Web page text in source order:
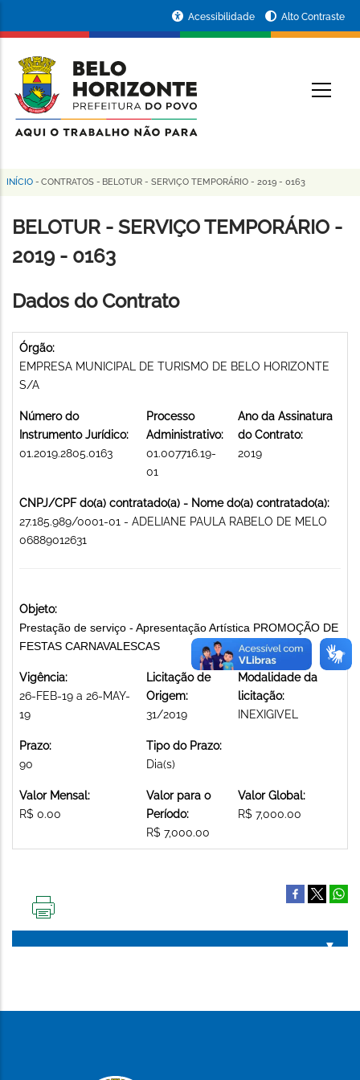
conteúdo
principal
da
Prefeitura
de
Horizonte
Acessibilidade Alto Contraste
Trilha
de
navegação
INÍCIO - CONTRATOS - BELOTUR - SERVIÇO TEMPORÁRIO - 2019 - 0163
BELOTUR - SERVIÇO TEMPORÁRIO -
2019 - 0163
Dados do Contrato
Órgão:
EMPRESA MUNICIPAL DE TURISMO DE BELO HORIZONTE
S/A
Número do
Instrumento Jurídico:
01.2019.2805.0163
Processo
Administrativo:
01.007716.19-
01
Ano da Assinatura
do Contrato:
2019
CNPJ/CPF do(a) contratado(a) - Nome do(a) contratado(a):
27.185.989/0001-01 - ADELIANE PAULA RABELO DE MELO
06889012631
Objeto:
Prestação de serviço - Apresentação Artística PROMOÇÃO DE
FESTAS CARNAVALESCAS
Vigência:
26-FEB-19 a 26-MAY-
19
Licitação de
Origem:
31/2019
Modalidade da
licitação:
INEXIGIVEL
Prazo:
90
Tipo do Prazo:
Dia(s)
Valor Mensal:
R$ 0.00
Valor para o
Período:
R$ 7,000.00
Valor Global:
R$ 7,000.00
PÁGINA